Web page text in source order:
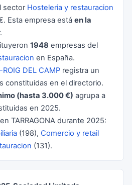
sector Hosteleria y restauracion
Esta empresa está en la
1948 empresas del
en España.
ROIG DEL CAMP registra un
constituidas en el directorio.
(hasta 3.000 €) agrupa a
en 2025.
TARRAGONA durante 2025:
(198), Comercio y retail
(131).